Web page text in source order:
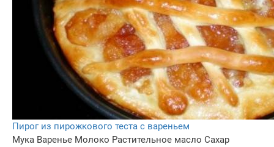
Пирог из пирожкового теста с вареньем
Мука Варенье Молоко Растительное масло Сахар